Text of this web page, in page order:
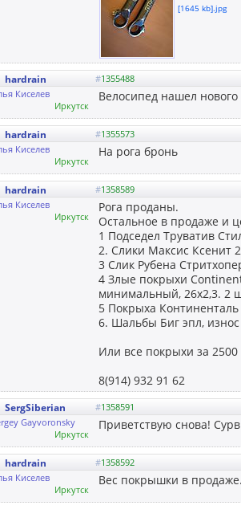
[1645 kb].jpg
hardrain #1355488
Киселев
Иркутск
Велосипед нашел
hardrain #1355573
Киселев
Иркутск
На рога бронь
hardrain #1358589
Киселев
Иркутск
Рога проданы.
Остальное в продаже и
1 Подседел Труватив
2. Слики Максис Ксенит
3 Слик Рубена
4 Злые покрыхи
минимальный, 26х2,3. 2
5 Покрыха
6. Шальбы Биг эпл,
Или все покрыхи за 2500
8(914) 932 91 62
SergSiberian #1358591
Gayvoronsky
Иркутск
Приветствую снова!
hardrain #1358592
Киселев
Иркутск
Вес покрышки в